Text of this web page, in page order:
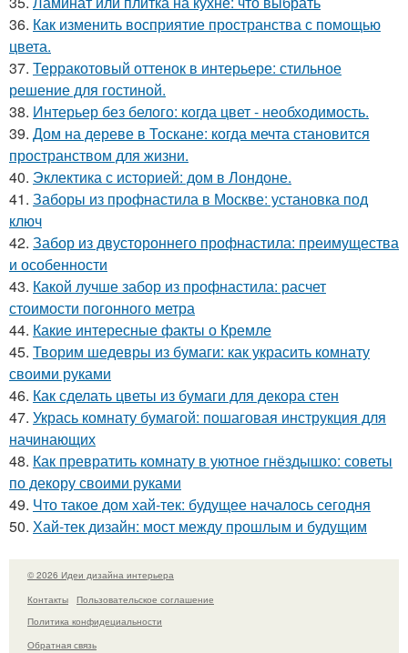
36. Как изменить восприятие пространства с помощью
цвета.
37. Терракотовый оттенок в интерьере: стильное
решение для гостиной.
38. Интерьер без белого: когда цвет - необходимость.
39. Дом на дереве в Тоскане: когда мечта становится
пространством для жизни.
40. Эклектика с историей: дом в Лондоне.
41. Заборы из профнастила в Москве: установка под
ключ
42. Забор из двустороннего профнастила: преимущества
и особенности
43. Какой лучше забор из профнастила: расчет
стоимости погонного метра
44. Какие интересные факты о Кремле
45. Творим шедевры из бумаги: как украсить комнату
своими руками
46. Как сделать цветы из бумаги для декора стен
47. Укрась комнату бумагой: пошаговая инструкция для
начинающих
48. Как превратить комнату в уютное гнёздышко: советы
по декору своими руками
49. Что такое дом хай-тек: будущее началось сегодня
50. Хай-тек дизайн: мост между прошлым и будущим
© 2026 Идеи дизайна интерьера
Контакты
Пользовательское соглашение
Политика конфидециальности
Обратная связь